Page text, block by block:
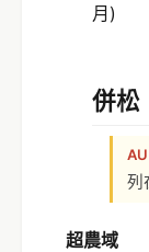
月)
併松
列
超農域